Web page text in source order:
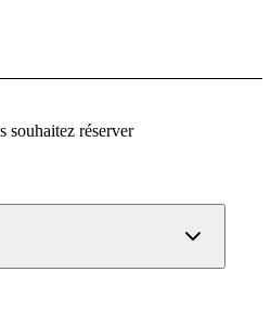
souhaitez réserver